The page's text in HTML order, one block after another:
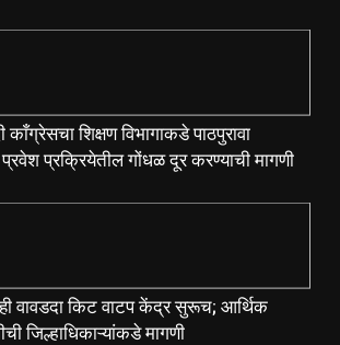
काँग्रेसचा शिक्षण विभागाकडे पाठपुरावा
प्रवेश प्रक्रियेतील गोंधळ दूर करण्याची मागणी
वावडदा किट वाटप केंद्र सुरूच; आर्थिक
जिल्हाधिकाऱ्यांकडे मागणी